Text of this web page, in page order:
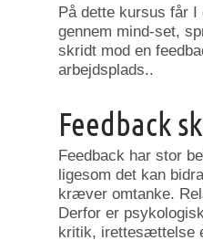
På dette kursus får
gennem mind-set,
skridt mod en
arbejdsplads..
Feedback
Feedback har stor
ligesom det kan
kræver omtanke.
Derfor er
kritik, irettesættelse